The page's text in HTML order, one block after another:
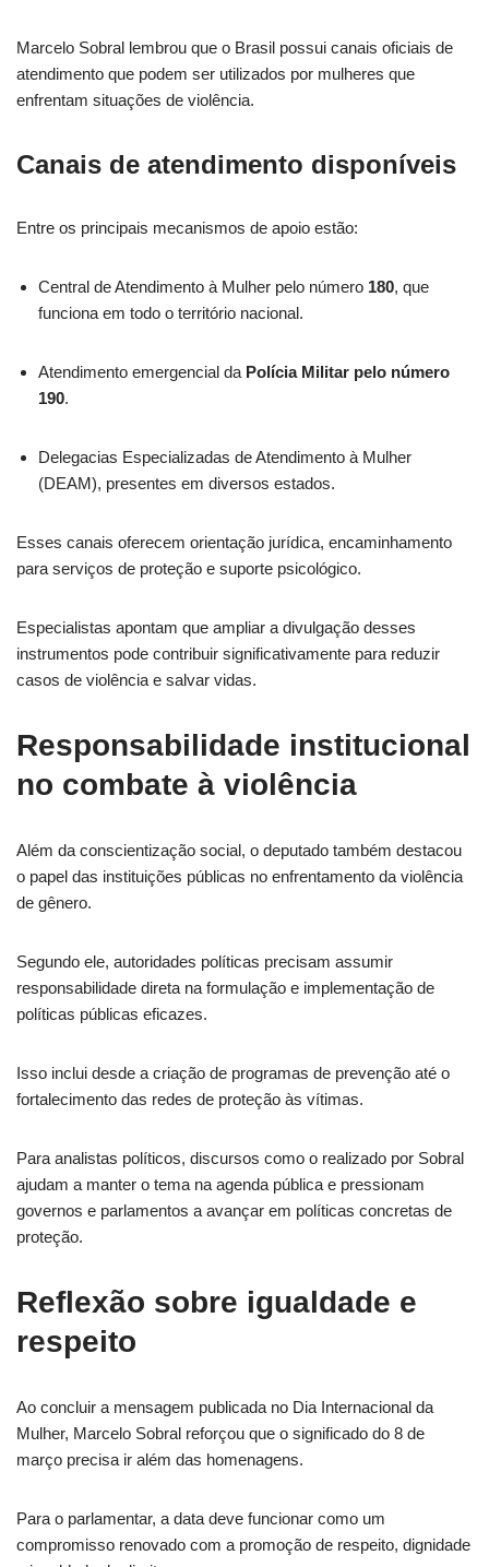
Marcelo Sobral lembrou que o Brasil possui canais oficiais de
atendimento que podem ser utilizados por mulheres que
enfrentam situações de violência.
Canais de atendimento disponíveis
Entre os principais mecanismos de apoio estão:
Central de Atendimento à Mulher pelo número 180, que
funciona em todo o território nacional.
Atendimento emergencial da Polícia Militar pelo número
190.
Delegacias Especializadas de Atendimento à Mulher
(DEAM), presentes em diversos estados.
Esses canais oferecem orientação jurídica, encaminhamento
para serviços de proteção e suporte psicológico.
Especialistas apontam que ampliar a divulgação desses
instrumentos pode contribuir significativamente para reduzir
casos de violência e salvar vidas.
Responsabilidade institucional
no combate à violência
Além da conscientização social, o deputado também destacou
o papel das instituições públicas no enfrentamento da violência
de gênero.
Segundo ele, autoridades políticas precisam assumir
responsabilidade direta na formulação e implementação de
políticas públicas eficazes.
Isso inclui desde a criação de programas de prevenção até o
fortalecimento das redes de proteção às vítimas.
Para analistas políticos, discursos como o realizado por Sobral
ajudam a manter o tema na agenda pública e pressionam
governos e parlamentos a avançar em políticas concretas de
proteção.
Reflexão sobre igualdade e
respeito
Ao concluir a mensagem publicada no Dia Internacional da
Mulher, Marcelo Sobral reforçou que o significado do 8 de
março precisa ir além das homenagens.
Para o parlamentar, a data deve funcionar como um
compromisso renovado com a promoção de respeito, dignidade